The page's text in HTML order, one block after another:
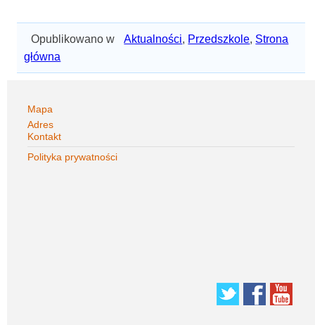
Opublikowano w Aktualności, Przedszkole, Strona
główna
Mapa
Adres
Kontakt
Polityka prywatności